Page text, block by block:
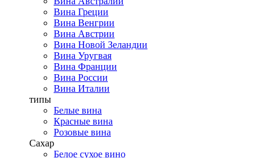
Вина Греции
Вина Венгрии
Вина Австрии
Вина Новой Зеландии
Вина Уругвая
Вина Франции
Вина России
Вина Италии
типы
Белые вина
Красные вина
Розовые вина
Сахар
Белое сухое вино